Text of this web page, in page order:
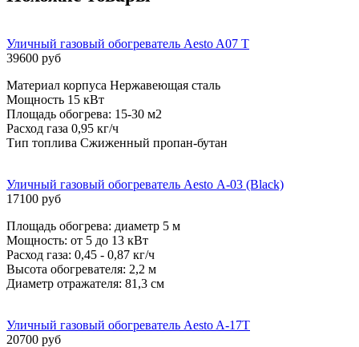
Уличный газовый обогреватель Aesto A07 T
39600 руб
Материал корпуса Нержавеющая сталь
Мощность 15 кВт
Площадь обогрева: 15-30 м2
Расход газа 0,95 кг/ч
Тип топлива Сжиженный пропан-бутан
Уличный газовый обогреватель Aesto А-03 (Black)
17100 руб
Площадь обогрева: диаметр 5 м
Мощность: от 5 до 13 кВт
Расход газа: 0,45 - 0,87 кг/ч
Высота обогревателя: 2,2 м
Диаметр отражателя: 81,3 см
Уличный газовый обогреватель Aesto A-17T
20700 руб